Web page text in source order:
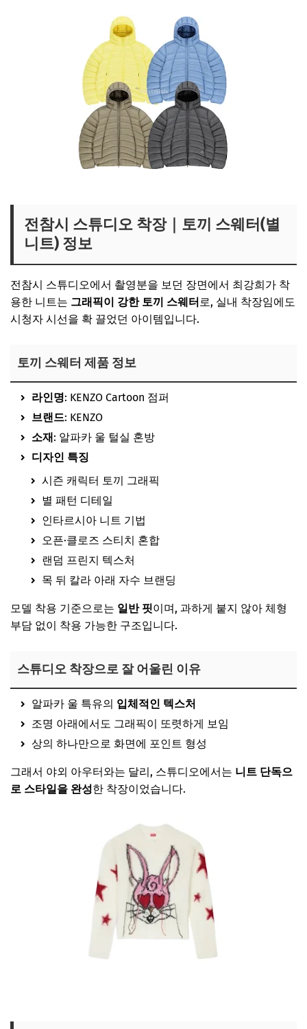
전참시 스튜디오 착장｜토끼 스웨터(별
니트) 정보
전참시 스튜디오에서 촬영분을 보던 장면에서 최강희가 착
용한 니트는 그래픽이 강한 토끼 스웨터로, 실내 착장임에도
시청자 시선을 확 끌었던 아이템입니다.
토끼 스웨터 제품 정보
라인명: KENZO Cartoon 점퍼
브랜드: KENZO
소재: 알파카 울 털실 혼방
디자인 특징
시즌 캐릭터 토끼 그래픽
별 패턴 디테일
인타르시아 니트 기법
오픈·클로즈 스티치 혼합
랜덤 프린지 텍스처
목 뒤 칼라 아래 자수 브랜딩
모델 착용 기준으로는 일반 핏이며, 과하게 붙지 않아 체형
부담 없이 착용 가능한 구조입니다.
스튜디오 착장으로 잘 어울린 이유
알파카 울 특유의 입체적인 텍스처
조명 아래에서도 그래픽이 또렷하게 보임
상의 하나만으로 화면에 포인트 형성
그래서 야외 아우터와는 달리, 스튜디오에서는 니트 단독으
로 스타일을 완성한 착장이었습니다.